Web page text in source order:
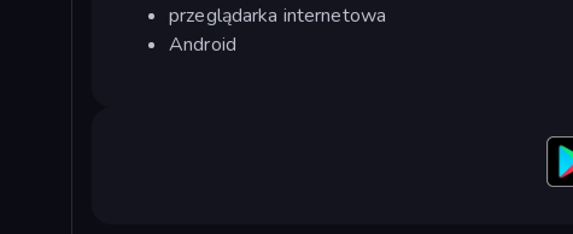
przeglądarka internetowa
Android